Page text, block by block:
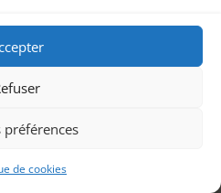
préférences
de cookies